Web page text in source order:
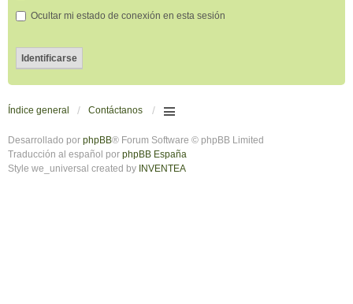
Ocultar mi estado de conexión en esta sesión
Índice general Contáctanos
Desarrollado por phpBB® Forum Software © phpBB Limited
Traducción al español por phpBB España
Style we_universal created by INVENTEA